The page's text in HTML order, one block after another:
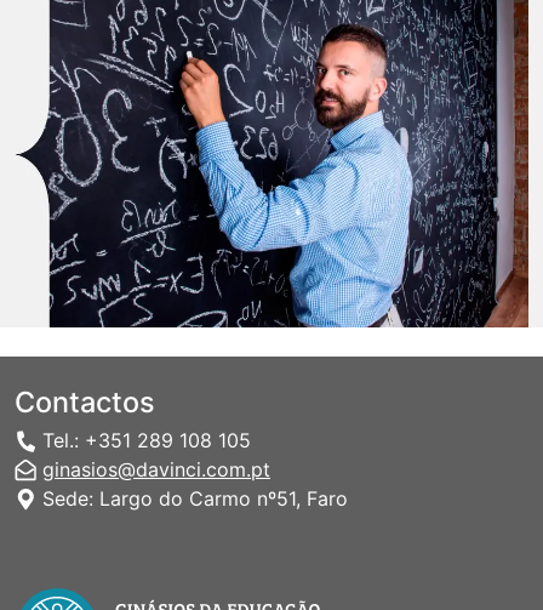
Contactos
Tel.: +351 289 108 105
ginasios@davinci.com.pt
Sede: Largo do Carmo nº51, Faro